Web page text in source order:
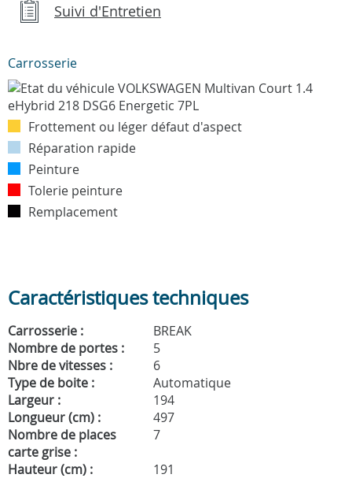
Suivi d'Entretien
Carrosserie
Frottement ou léger défaut d'aspect
Réparation rapide
Peinture
Tolerie peinture
Remplacement
Caractéristiques techniques
Carrosserie :
BREAK
Nombre de portes :
5
Nbre de vitesses :
6
Type de boite :
Automatique
Largeur :
194
Longueur (cm) :
497
Nombre de places
carte grise :
7
Hauteur (cm) :
191